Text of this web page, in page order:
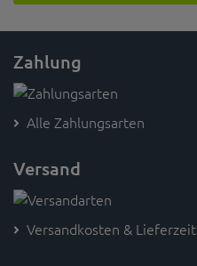
Zahlung
Alle Zahlungsarten
Versand
Versandkosten & Lieferzeit